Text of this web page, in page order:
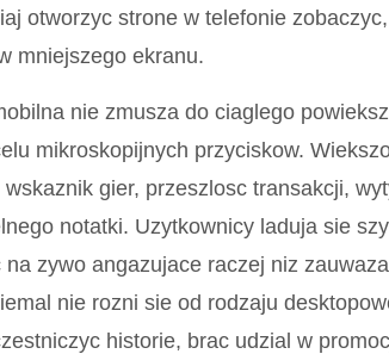
otworzyc strone w telefonie
mniejszego ekranu.
nie zmusza do ciaglego
mikroskopijnych przyciskow.
wskaznik gier, przeszlosc transakcji,
notatki. Uzytkownicy laduja sie
zywo angazujace raczej niz
nie rozni sie od rodzaju
historie, brac udzial w